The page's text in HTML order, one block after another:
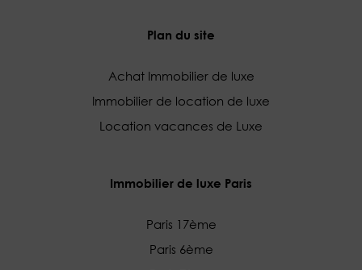
Plan du site
Achat Immobilier de luxe
Immobilier de location de luxe
Location vacances de Luxe
Immobilier de luxe Paris
Paris 17ème
Paris 6ème